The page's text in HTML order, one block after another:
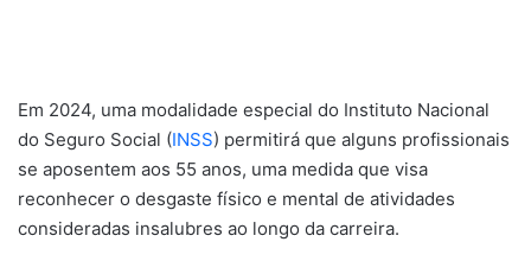
Em 2024, uma modalidade especial do Instituto Nacional
do Seguro Social (INSS) permitirá que alguns profissionais
se aposentem aos 55 anos, uma medida que visa
reconhecer o desgaste físico e mental de atividades
consideradas insalubres ao longo da carreira.